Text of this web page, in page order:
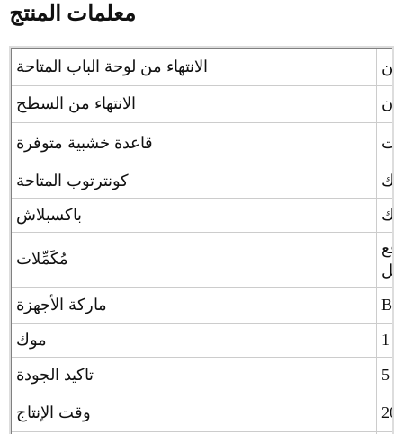
معلمات المنتج
الانتهاء من لوحة الباب المتاحة
الانتهاء من السطح
قاعدة خشبية متوفرة
كونترتوب المتاحة
باكسبلاش
مُكَمِّلات
ماركة الأجهزة
موك
تاكيد الجودة
وقت الإنتاج